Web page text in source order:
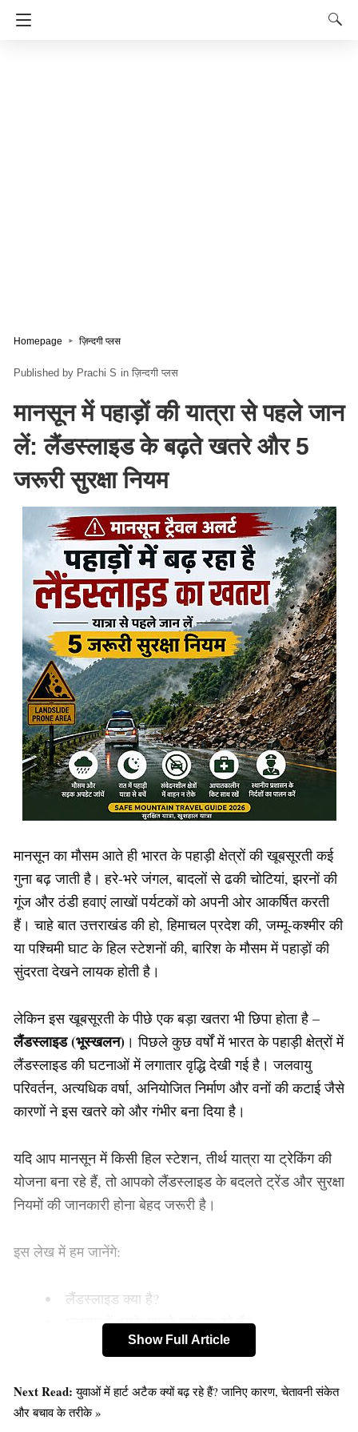
Homepage ज़िन्दगी प्लस
Prachi S in ज़िन्दगी प्लस
मानसून में पहाड़ों की यात्रा से पहले जान
लें: लैंडस्लाइड के बढ़ते खतरे और 5
जरूरी सुरक्षा नियम
मानसून का मौसम आते ही भारत के पहाड़ी क्षेत्रों की खूबसूरती कई
गुना बढ़ जाती है। हरे-भरे जंगल, बादलों से ढकी चोटियां, झरनों की
गूंज और ठंडी हवाएं लाखों पर्यटकों को अपनी ओर आकर्षित करती
हैं। चाहे बात उत्तराखंड की हो, हिमाचल प्रदेश की, जम्मू-कश्मीर की
या पश्चिमी घाट के हिल स्टेशनों की, बारिश के मौसम में पहाड़ों की
सुंदरता देखने लायक होती है।
लेकिन इस खूबसूरती के पीछे एक बड़ा खतरा भी छिपा होता है –
लैंडस्लाइड (भूस्खलन) । पिछले कुछ वर्षों में भारत के पहाड़ी क्षेत्रों में
लैंडस्लाइड की घटनाओं में लगातार वृद्धि देखी गई है। जलवायु
परिवर्तन, अत्यधिक वर्षा, अनियोजित निर्माण और वनों की कटाई जैसे
कारणों ने इस खतरे को और गंभीर बना दिया है।
यदि आप मानसून में किसी हिल स्टेशन, तीर्थ यात्रा या ट्रेकिंग की
योजना बना रहे हैं, तो आपको लैंडस्लाइड के बदलते ट्रेंड और सुरक्षा
नियमों की जानकारी होना बेहद जरूरी है।
इस लेख में हम जानेंगे:
लैंडस्लाइड क्या है?
मानसून में इसके मामले क्यों बढ़ रहे हैं?
भारत के कौन से क्षेत्र सबसे अधिक प्रभावित हैं?
सुरक्षित रहने के 5 महत्वपूर्ण नियम
Show Full Article
Next Read:युवाओं में हार्ट अटैक क्यों बढ़ रहे हैं? जानिए कारण, चेतावनी संकेत
और बचाव के तरीके »